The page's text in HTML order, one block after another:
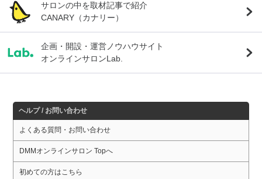
サロンの中を取材記事で紹介
CANARY（カナリー）
企画・開設・運営ノウハウサイト
オンラインサロンLab.
ヘルプ / お問い合わせ
よくある質問・お問い合わせ
DMMオンラインサロン Topへ
初めての方はこちら